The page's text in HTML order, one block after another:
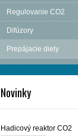
Regulovanie CO2
Difúzory
Prepájacie diely
Novinky
Hadicový reaktor CO2